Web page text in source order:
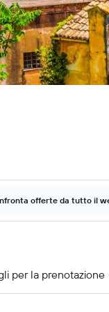
offerte da tutto il
per la prenotazione